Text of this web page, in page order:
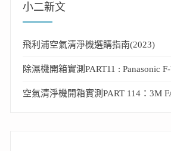
小二新文
飛利浦空氣清淨機選購指南(2023)
除濕機開箱實測PART11 : Panasonic
空氣清淨機開箱實測PART 114：3M